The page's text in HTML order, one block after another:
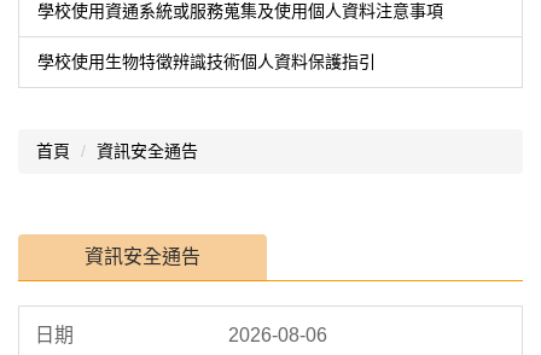
學校使用資通系統或服務蒐集及使用個人資料注意事項
學校使用生物特徵辨識技術個人資料保護指引
首頁 資訊安全通告
資訊安全通告
2026-08-06